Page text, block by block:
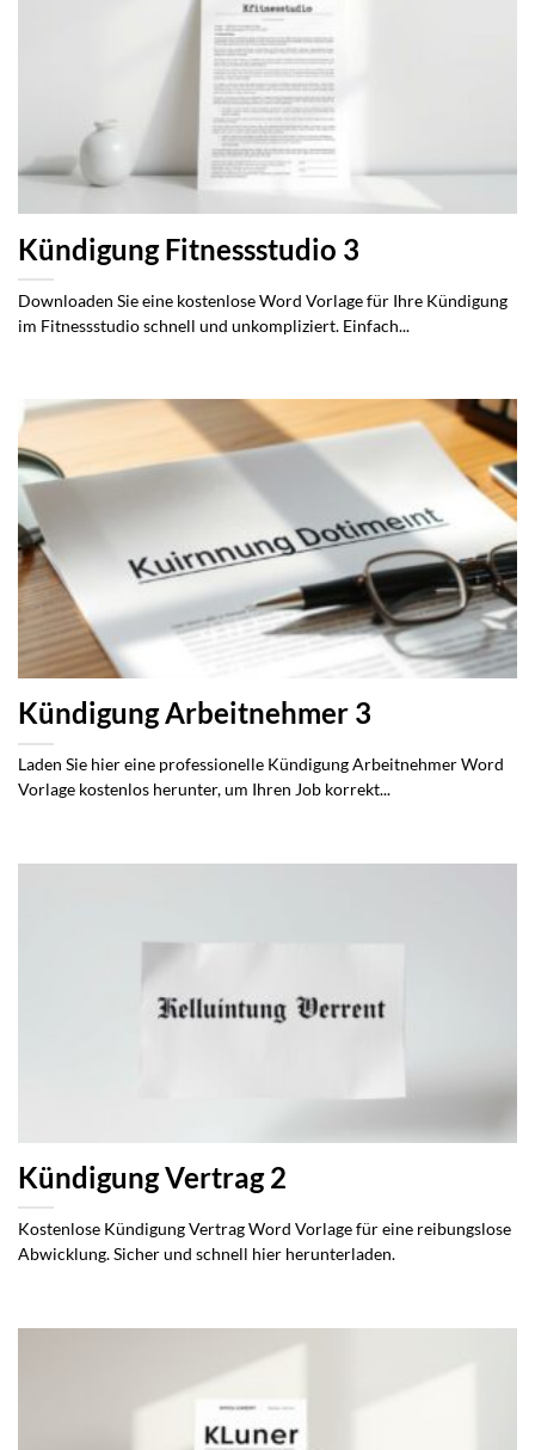
Kündigung Fitnessstudio 3
Downloaden Sie eine kostenlose Word Vorlage für Ihre Kündigung
im Fitnessstudio schnell und unkompliziert. Einfach...
Kündigung Arbeitnehmer 3
Laden Sie hier eine professionelle Kündigung Arbeitnehmer Word
Vorlage kostenlos herunter, um Ihren Job korrekt...
Kündigung Vertrag 2
Kostenlose Kündigung Vertrag Word Vorlage für eine reibungslose
Abwicklung. Sicher und schnell hier herunterladen.